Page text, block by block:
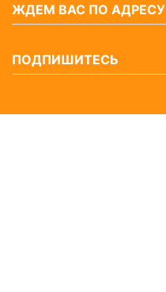
ЖДЕМ ВАС ПО АДРЕСУ
ПОДПИШИТЕСЬ